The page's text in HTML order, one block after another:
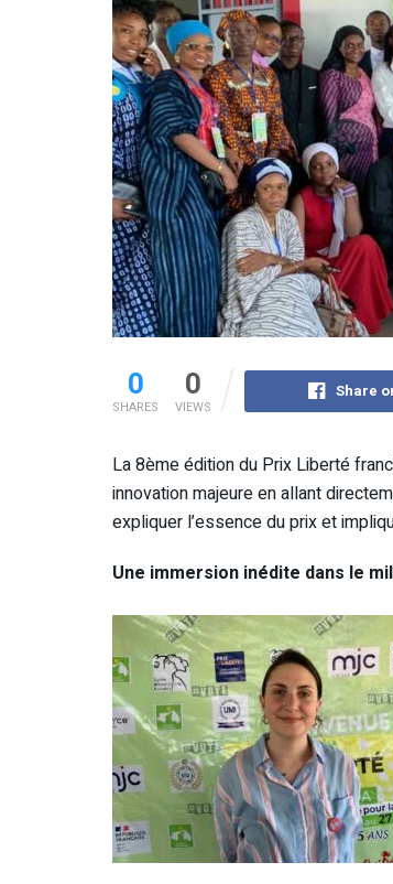
0
SHARES
0
VIEWS
Share
La 8ème édition du Prix Liberté
innovation majeure en allant
expliquer l’essence du prix et
Une immersion inédite dans le